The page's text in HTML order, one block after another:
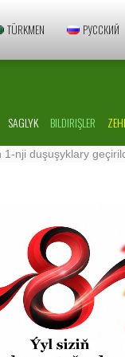
TÜRKMEN РУССКИЙ
SAGLYK BILDIRIŞLER
·